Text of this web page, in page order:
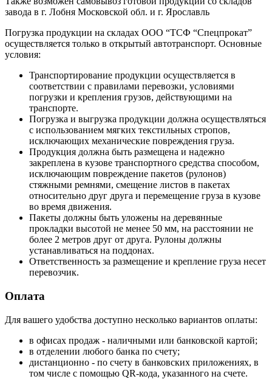
завода в г. Лобня Московской обл. и г. Ярославль
Погрузка продукции на складах ООО “ТСФ “Спецпрокат”
осуществляется только в открытый автотранспорт. Основные
условия:
Транспортирование продукции осуществляется в
соответствии с правилами перевозки, условиями
погрузки и крепления грузов, действующими на
транспорте.
Погрузка и выгрузка продукции должна осуществляться
с использованием мягких текстильных стропов,
исключающих механические повреждения груза.
Продукция должна быть размещена и надежно
закреплена в кузове транспортного средства способом,
исключающим повреждение пакетов (рулонов)
стяжными ремнями, смещение листов в пакетах
относительно друг друга и перемещение груза в кузове
во время движения.
Пакеты должны быть уложены на деревянные
прокладки высотой не менее 50 мм, на расстоянии не
более 2 метров друг от друга. Рулоны должны
устанавливаться на поддонах.
Ответственность за размещение и крепление груза несет
перевозчик.
Оплата
Для вашего удобства доступно несколько вариантов оплаты:
в офисах продаж - наличными или банковской картой;
в отделении любого банка по счету;
дистанционно - по счету в банковских приложениях, в
том числе с помощью QR-кода, указанного на счете.